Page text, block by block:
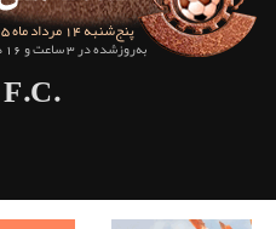
پنج‌شنبه 14 مرداد ماه 1405
به‌روزشده در 3 ساعت و 16 دقیقه قبل
F.C.